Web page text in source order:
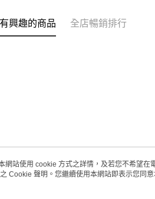
興趣的商品 全店暢銷排行
關於我們
網站使用 cookie 方式之詳情，及若您不希望在
之 Cookie 聲明。您繼續使用本網站即表示您同